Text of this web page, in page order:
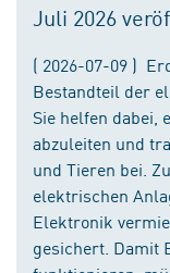
Juli 2026
( 2026-07-09 )
Bestandteil der
Sie helfen
abzuleiten und
und Tieren bei.
elektrischen
Elektronik
gesichert. Damit